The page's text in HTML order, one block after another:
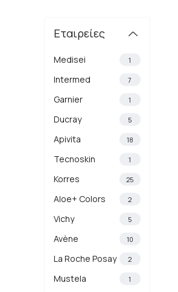
Εταιρείες
Medisei 1
Intermed 7
Garnier 1
Ducray 5
Apivita 18
Tecnoskin 1
Korres 25
Aloe+ Colors 2
Vichy 5
Avène 10
La Roche Posay 2
Mustela 1